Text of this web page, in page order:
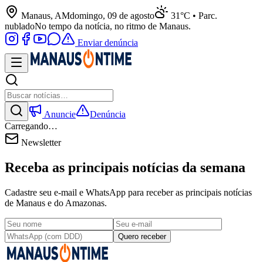
Manaus, AMdomingo, 09 de agosto
31°C • Parc.
nubladoNo tempo da notícia, no ritmo de Manaus.
Enviar denúncia
Anuncie
Denúncia
Carregando…
Newsletter
Receba as principais notícias da semana
Cadastre seu e-mail e WhatsApp para receber as principais notícias
de Manaus e do Amazonas.
Quero receber